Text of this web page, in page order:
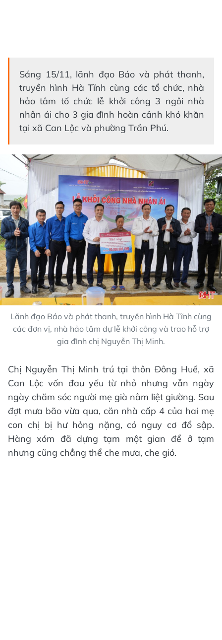
Sáng 15/11, lãnh đạo Báo và phát thanh,
truyền hình Hà Tĩnh cùng các tổ chức, nhà
hảo tâm tổ chức lễ khởi công 3 ngôi nhà
nhân ái cho 3 gia đình hoàn cảnh khó khăn
tại xã Can Lộc và phường Trần Phú.
Lãnh đạo Báo và phát thanh, truyền hình Hà Tĩnh cùng
các đơn vị, nhà hảo tâm dự lễ khởi công và trao hỗ trợ
gia đình chị Nguyễn Thị Minh.
Chị Nguyễn Thị Minh trú tại thôn Đông Huề, xã
Can Lộc vốn đau yếu từ nhỏ nhưng vẫn ngày
ngày chăm sóc người mẹ già nằm liệt giường. Sau
đợt mưa bão vừa qua, căn nhà cấp 4 của hai mẹ
con chị bị hư hỏng nặng, có nguy cơ đổ sập.
Hàng xóm đã dựng tạm một gian để ở tạm
nhưng cũng chẳng thể che mưa, che gió.